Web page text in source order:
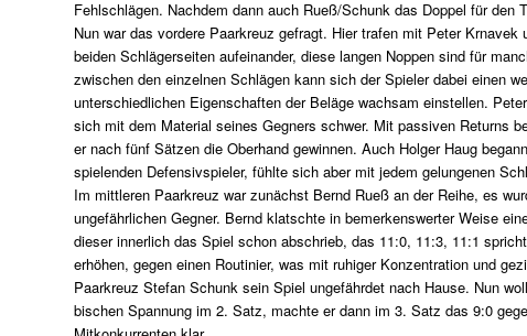
Fehlschlägen. Nachdem dann auch Rueß/Schunk das Doppel für
Nun war das vordere Paarkreuz gefragt. Hier trafen mit Peter
beiden Schlägerseiten aufeinander, diese langen Noppen sind für
zwischen den einzelnen Schlägen kann sich der Spieler dabei einen
unterschiedlichen Eigenschaften der Beläge wachsam einstellen.
sich mit dem Material seines Gegners schwer. Mit passiven Returns
er nach fünf Sätzen die Oberhand gewinnen. Auch Holger Haug
spielenden Defensivspieler, fühlte sich aber mit jedem gelungenen
Im mittleren Paarkreuz war zunächst Bernd Rueß an der Reihe, es
ungefährlichen Gegner. Bernd klatschte in bemerkenswerter Weise
dieser innerlich das Spiel schon abschrieb, das 11:0, 11:3, 11:1
erhöhen, gegen einen Routinier, was mit ruhiger Konzentration und
Paarkreuz Stefan Schunk sein Spiel ungefährdet nach Hause. Nun
bischen Spannung im 2. Satz, machte er dann im 3. Satz das 9:0